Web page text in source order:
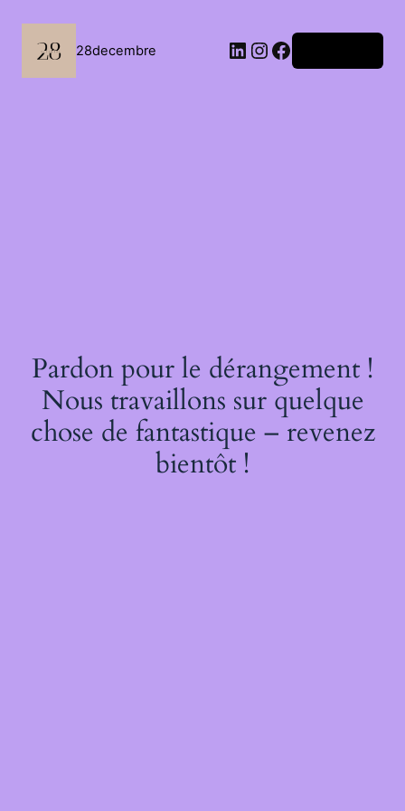
contenu
28decembre LinkedIn
Instagram
Facebook
Pardon pour le dérangement !
Nous travaillons sur quelque
chose de fantastique – revenez
bientôt !